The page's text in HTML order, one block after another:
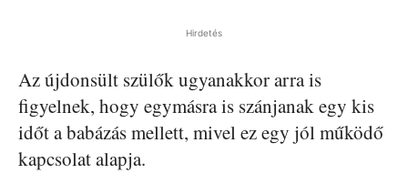
Hirdetés
Az újdonsült szülők ugyanakkor arra is
figyelnek, hogy egymásra is szánjanak egy kis
időt a babázás mellett, mivel ez egy jól működő
kapcsolat alapja.